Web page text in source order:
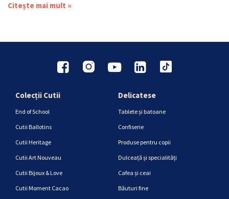
Citește mai mult »
Colecții Cutii
End of School
Cutii Ballotins
Cutii Heritage
Cutii Art Nouveau
Cutii Bijoux & Love
Cutii Moment Cacao
Delicatese
Tablete și batoane
Confiserie
Produse pentru copii
Dulceață și specialități
Cafea și ceai
Băuturi fine